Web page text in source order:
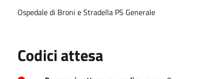
Ospedale di Broni e Stradella PS Generale
Codici attesa